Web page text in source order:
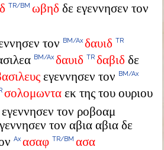
TR/BM ωβηδ δε εγεννησεν τον
τον BM/Ax δαυιδ TR
BM/Ax δαυιδ TR δαβιδ δε
εγεννησεν τον BM/Ax
σολομωντα εκ της του ουριου
τον ροβοαμ
τον αβια αβια δε
Ax ασαφ TR/BM ασα